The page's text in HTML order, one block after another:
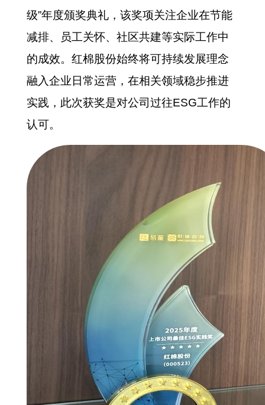
级”年度颁奖典礼，该奖项关注企业在节能
减排、员工关怀、社区共建等实际工作中
的成效。红棉股份始终将可持续发展理念
融入企业日常运营，在相关领域稳步推进
实践，此次获奖是对公司过往ESG工作的
认可。